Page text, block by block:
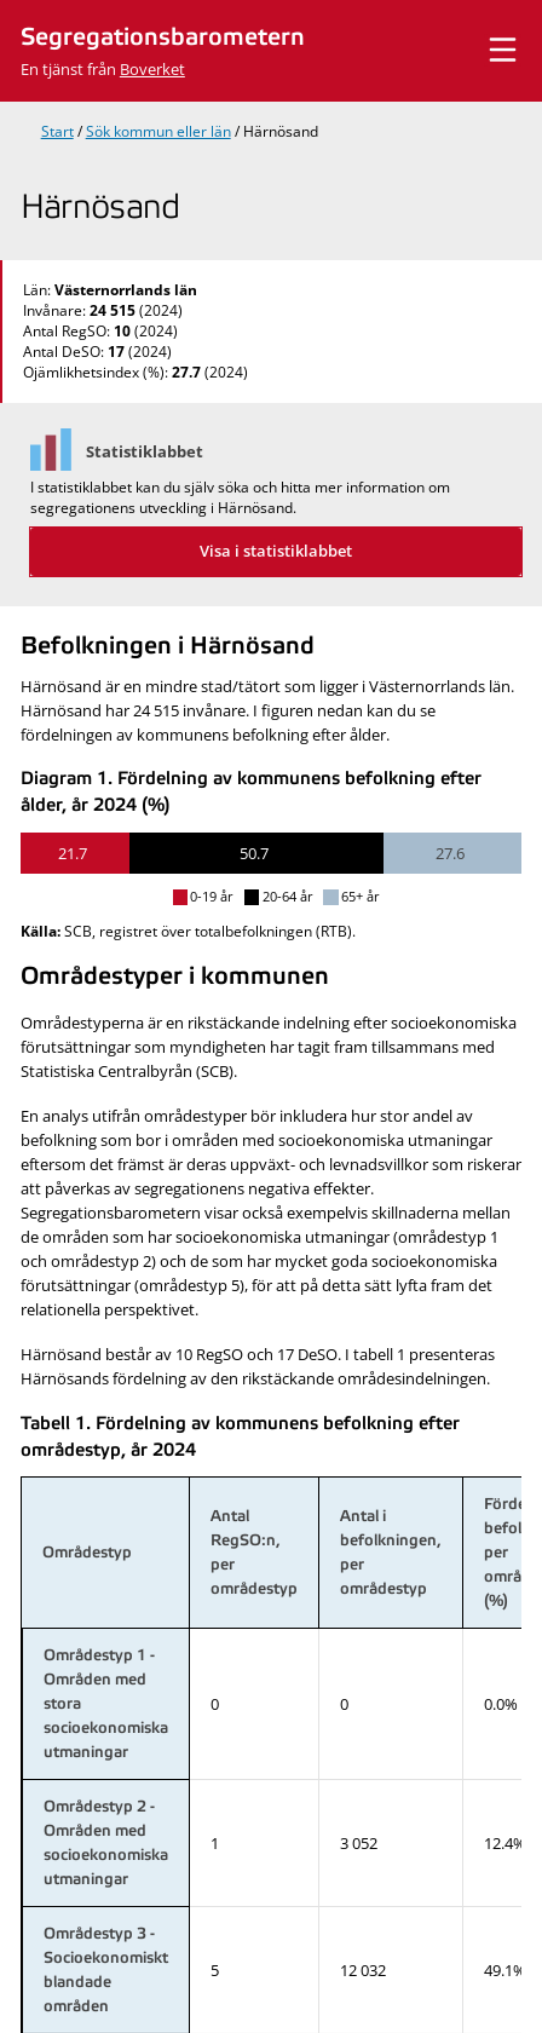
innehåll
Segregationsbarometern
En tjänst från Boverket
Start/Sök kommun eller län/Härnösand
Härnösand
Län:Västernorrlands län
Invånare:24 515(2024)
Antal RegSO: 10(2024)
Antal DeSO: 17(2024)
Ojämlikhetsindex (%):27.7(2024)
Statistiklabbet
I statistiklabbet kan du själv söka och hitta mer information om
segregationens utveckling i Härnösand.
Visa i statistiklabbet
Befolkningen i Härnösand
Härnösand är en mindre stad/tätort som ligger i Västernorrlands län.
Härnösand har 24 515 invånare. I figuren nedan kan du se
fördelningen av kommunens befolkning efter ålder.
Diagram 1. Fördelning av kommunens befolkning efter
ålder, år 2024 (%)
21.7 50.7 27.6
0-19 år 20-64 år 65+ år
Källa:SCB, registret över totalbefolkningen (RTB).
Områdestyper i kommunen
Områdestyperna är en rikstäckande indelning efter socioekonomiska
förutsättningar som myndigheten har tagit fram tillsammans med
Statistiska Centralbyrån (SCB).
En analys utifrån områdestyper bör inkludera hur stor andel av
befolkning som bor i områden med socioekonomiska utmaningar
eftersom det främst är deras uppväxt- och levnadsvillkor som riskerar
att påverkas av segregationens negativa effekter.
Segregationsbarometern visar också exempelvis skillnaderna mellan
de områden som har socioekonomiska utmaningar (områdestyp 1
och områdestyp 2) och de som har mycket goda socioekonomiska
förutsättningar (områdestyp 5), för att på detta sätt lyfta fram det
relationella perspektivet.
Härnösand består av 10 RegSO och 17 DeSO. I tabell 1 presenteras
Härnösands fördelning av den rikstäckande områdesindelningen.
Tabell 1. Fördelning av kommunens befolkning efter
områdestyp, år 2024
Områdestyp
Antal
RegSO:n,
per
områdestyp
Antal i
befolkningen,
per
områdestyp
per
(%)
Områdestyp 1 -
Områden med
stora
socioekonomiska
utmaningar
0 0 0.0%
Områdestyp 2 -
Områden med
socioekonomiska
utmaningar
1 3 052 12.4%
Områdestyp 3 -
Socioekonomiskt
blandade
områden
5 12 032 49.1%